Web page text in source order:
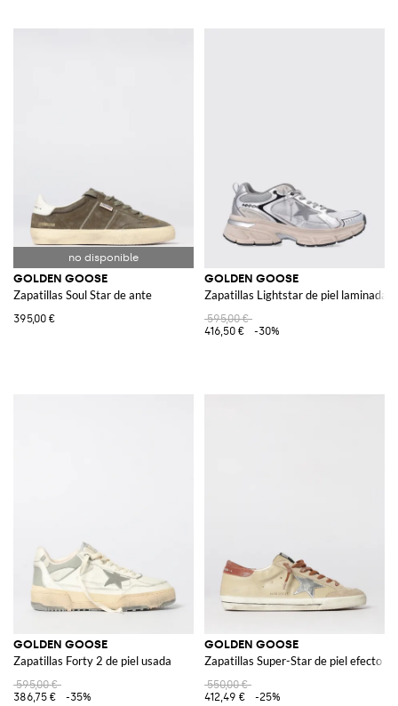
GOLDEN GOOSE
Zapatillas Soul Star de ante
395,00 €
GOLDEN GOOSE
Zapatillas Lightstar de piel laminada
595,00 €
416,50 €
-30%
GOLDEN GOOSE
Zapatillas Forty 2 de piel usada
595,00 €
386,75 €
-35%
GOLDEN GOOSE
Zapatillas Super-Star de piel efecto
550,00 €
412,49 €
-25%